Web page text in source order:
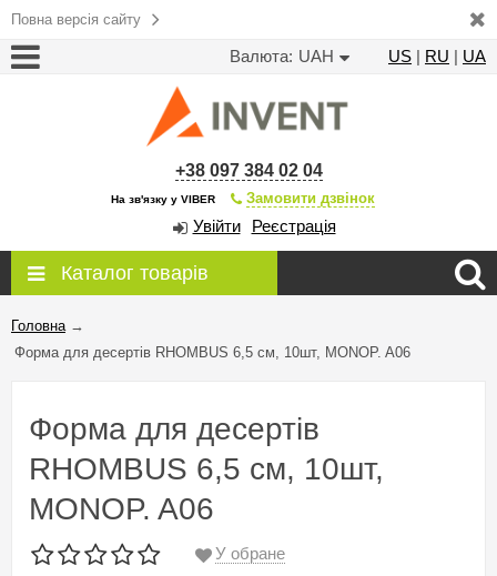
Повна версія сайту
Валюта: UAH US | RU | UA
+38 097 384 02 04
На зв'язку у VIBER Замовити дзвінок
Увійти Реєстрація
Каталог товарів
Головна →
Форма для десертів RHOMBUS 6,5 см, 10шт, MONOP. A06
Форма для десертів
RHOMBUS 6,5 см, 10шт,
MONOP. A06
У обране